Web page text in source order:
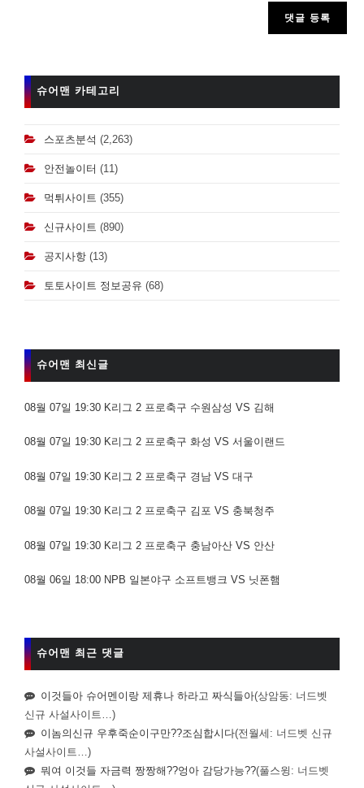
슈어맨 카테고리
스포츠분석 (2,263)
안전놀이터 (11)
먹튀사이트 (355)
신규사이트 (890)
공지사항 (13)
토토사이트 정보공유 (68)
슈어맨 최신글
08월 07일 19:30 K리그 2 프로축구 수원삼성 VS 김해
08월 07일 19:30 K리그 2 프로축구 화성 VS 서울이랜드
08월 07일 19:30 K리그 2 프로축구 경남 VS 대구
08월 07일 19:30 K리그 2 프로축구 김포 VS 충북청주
08월 07일 19:30 K리그 2 프로축구 충남아산 VS 안산
08월 06일 18:00 NPB 일본야구 소프트뱅크 VS 닛폰햄
슈어맨 최근 댓글
이것들아 슈어멘이랑 제휴나 하라고 짜식들아(상암동: 너드벳
신규 사설사이트…)
이놈의신규 우후죽순이구만??조심합시다(전월세: 너드벳 신규
사설사이트…)
뭐여 이것들 자금력 짱짱해??엉아 감당가능??(풀스윙: 너드벳